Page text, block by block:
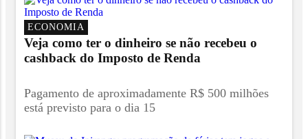
ECONOMIA
Veja como ter o dinheiro se não recebeu o
cashback do Imposto de Renda
Pagamento de aproximadamente R$ 500 milhões
está previsto para o dia 15